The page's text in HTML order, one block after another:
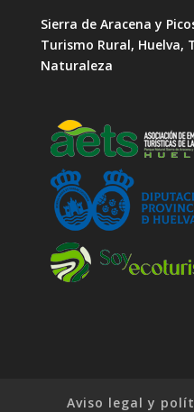
Sierra de Aracena y
Turismo Rural, Huelva,
Naturaleza
Aviso legal y